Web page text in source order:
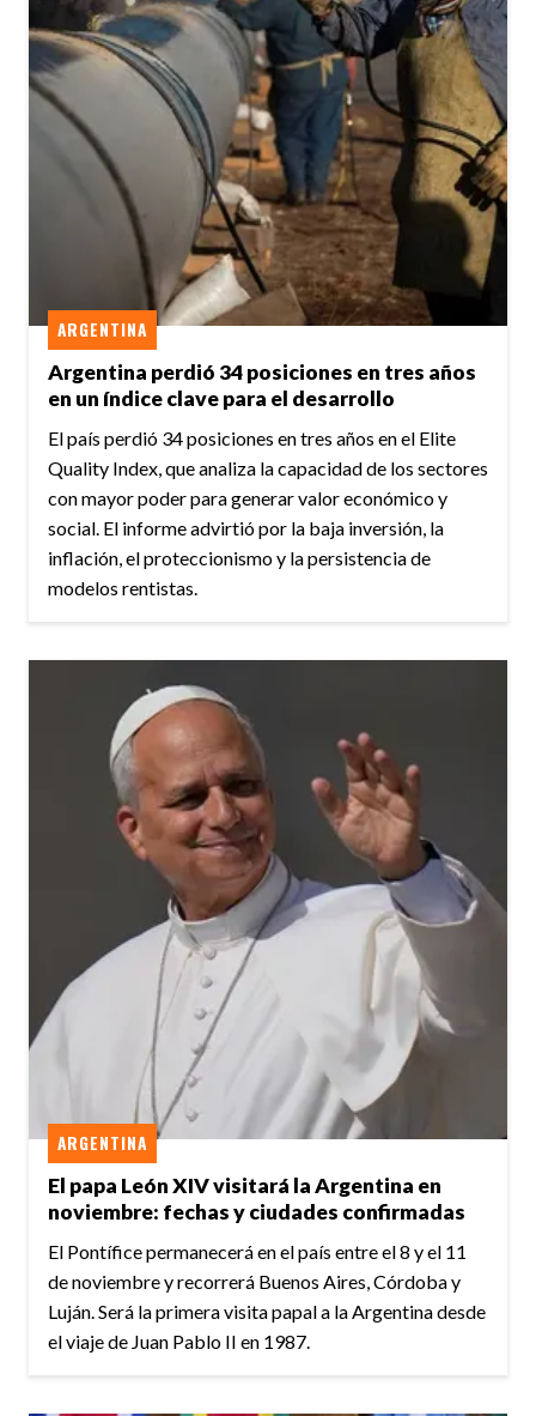
Argentina perdió 34 posiciones en tres años
en un índice clave para el desarrollo
ARGENTINA
El país perdió 34 posiciones en tres años en el Elite
Quality Index, que analiza la capacidad de los sectores
con mayor poder para generar valor económico y
social. El informe advirtió por la baja inversión, la
inflación, el proteccionismo y la persistencia de
modelos rentistas.
El papa León XIV visitará la Argentina en
noviembre: fechas y ciudades confirmadas
ARGENTINA
El Pontífice permanecerá en el país entre el 8 y el 11
de noviembre y recorrerá Buenos Aires, Córdoba y
Luján. Será la primera visita papal a la Argentina desde
el viaje de Juan Pablo II en 1987.